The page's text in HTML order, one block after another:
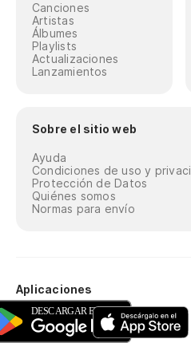
Canciones
Artistas
Álbumes
Playlists
Actualizaciones
Lanzamientos
Sobre el sitio web
Ayuda
Condiciones de uso y
Protección de Datos
Quiénes somos
Normas para envío
Aplicaciones